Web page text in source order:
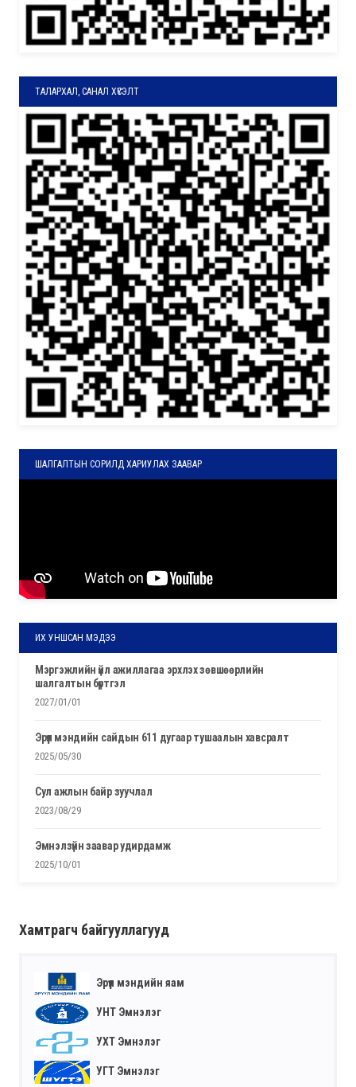
ТАЛАРХАЛ, САНАЛ ХҮСЭЛТ
ШАЛГАЛТЫН СОРИЛД ХАРИУЛАХ ЗААВАР
ИХ УНШСАН МЭДЭЭ
мэргэжлийн үйл ажиллагаа эрхлэх зөвшөөрлийн
шалгалтын бүртгэл
2027/01/01
эрүүл мэндийн сайдын 611 дугаар тушаалын хавсралт
2025/05/30
сул ажлын байр зуучлал
2023/08/29
эмнэлзүйн заавар удирдамж
2025/10/01
Хамтрагч байгууллагууд
Эрүүл мэндийн яам
УНТ Эмнэлэг
УХТ Эмнэлэг
УГТ Эмнэлэг